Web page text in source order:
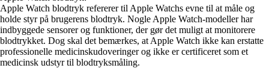
Apple Watch blodtryk refererer til Apple Watchs evne til at måle og
holde styr på brugerens blodtryk. Nogle Apple Watch-modeller har
indbyggede sensorer og funktioner, der gør det muligt at monitorere
blodtrykket. Dog skal det bemærkes, at Apple Watch ikke kan erstatte
professionelle medicinskudoveringer og ikke er certificeret som et
medicinsk udstyr til blodtryksmåling.